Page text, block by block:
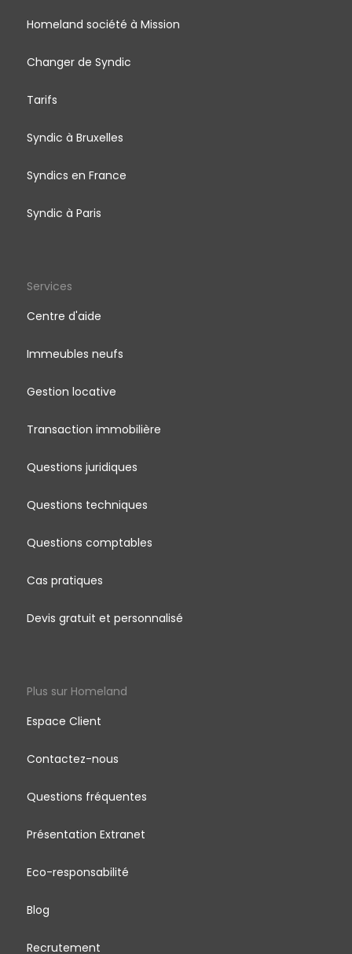
Homeland société à Mission
Changer de Syndic
Tarifs
Syndic à Bruxelles
Syndics en France
Syndic à Paris
Services
Centre d'aide
Immeubles neufs
Gestion locative
Transaction immobilière
Questions juridiques
Questions techniques
Questions comptables
Cas pratiques
Devis gratuit et personnalisé
Plus sur Homeland
Espace Client
Contactez-nous
Questions fréquentes
Présentation Extranet
Eco-responsabilité
Blog
Recrutement